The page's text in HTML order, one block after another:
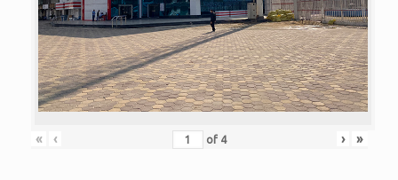
« ‹ of 4 › »